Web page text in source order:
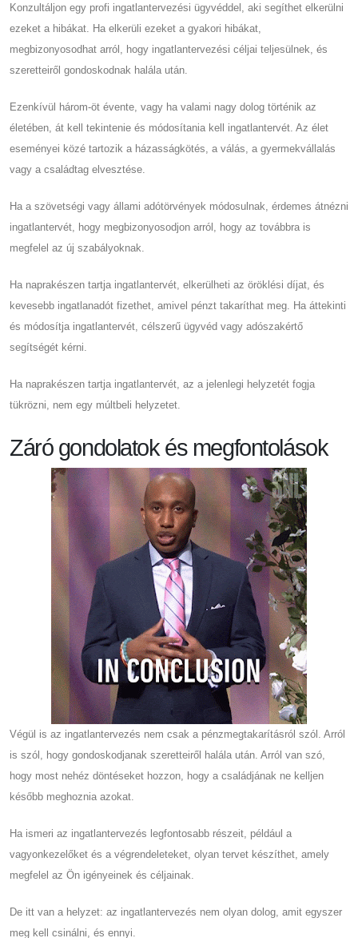
Konzultáljon egy profi ingatlantervezési ügyvéddel, aki segíthet elkerülni
ezeket a hibákat. Ha elkerüli ezeket a gyakori hibákat,
megbizonyosodhat arról, hogy ingatlantervezési céljai teljesülnek, és
szeretteiről gondoskodnak halála után.
Ezenkívül három-öt évente, vagy ha valami nagy dolog történik az
életében, át kell tekintenie és módosítania kell ingatlantervét. Az élet
eseményei közé tartozik a házasságkötés, a válás, a gyermekvállalás
vagy a családtag elvesztése.
Ha a szövetségi vagy állami adótörvények módosulnak, érdemes átnézni
ingatlantervét, hogy megbizonyosodjon arról, hogy az továbbra is
megfelel az új szabályoknak.
Ha naprakészen tartja ingatlantervét, elkerülheti az öröklési díjat, és
kevesebb ingatlanadót fizethet, amivel pénzt takaríthat meg. Ha áttekinti
és módosítja ingatlantervét, célszerű ügyvéd vagy adószakértő
segítségét kérni.
Ha naprakészen tartja ingatlantervét, az a jelenlegi helyzetét fogja
tükrözni, nem egy múltbeli helyzetet.
Záró gondolatok és megfontolások
Végül is az ingatlantervezés nem csak a pénzmegtakarításról szól. Arról
is szól, hogy gondoskodjanak szeretteiről halála után. Arról van szó,
hogy most nehéz döntéseket hozzon, hogy a családjának ne kelljen
később meghoznia azokat.
Ha ismeri az ingatlantervezés legfontosabb részeit, például a
vagyonkezelőket és a végrendeleteket, olyan tervet készíthet, amely
megfelel az Ön igényeinek és céljainak.
De itt van a helyzet: az ingatlantervezés nem olyan dolog, amit egyszer
meg kell csinálni, és ennyi.